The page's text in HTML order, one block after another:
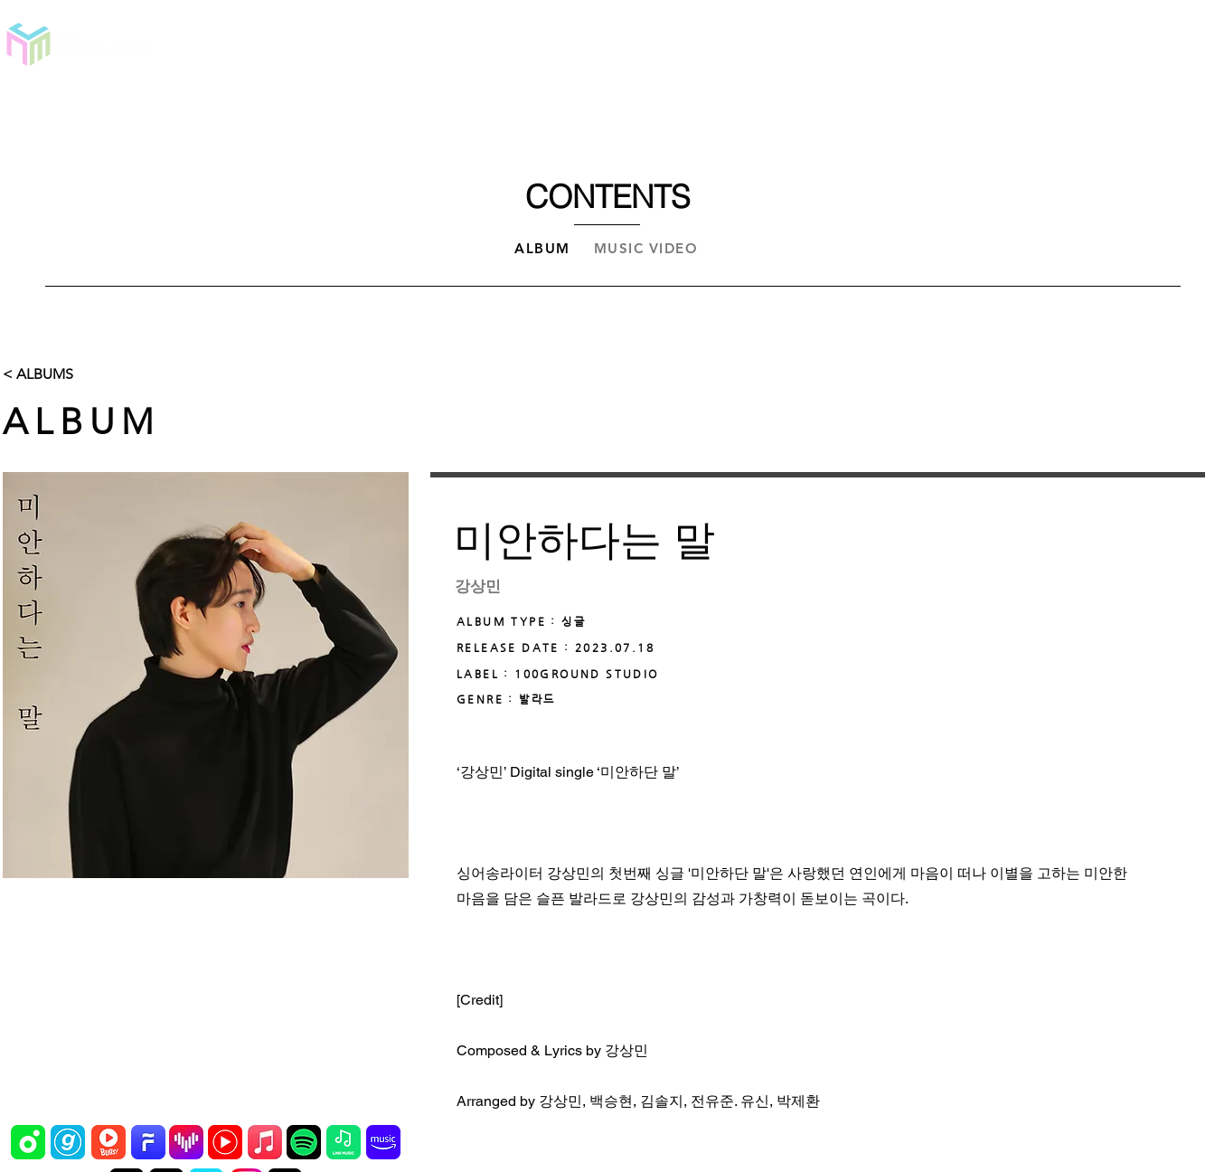
CONTENTS
ALBUM MUSIC VIDEO
< ALBUMS
ALBUM
미안하다는 말
강상민
ALBUM TYPE : 싱글
RELEASE DATE : 2023.07.18
LABEL : 100GROUND STUDIO
GENRE : 발라드
강상민
‘강상민’ Digital single ‘미안하단 말’
싱어송라이터 강상민의 첫번째 싱글 '미안하단 말'은 사랑했던 연인에게 마음이 떠나 이별을 고하는 미안한
마음을 담은 슬픈 발라드로 강상민의 감성과 가창력이 돋보이는 곡이다.
[Credit]
Composed & Lyrics by 강상민
Arranged by 강상민, 백승현, 김솔지, 전유준. 유신, 박제환